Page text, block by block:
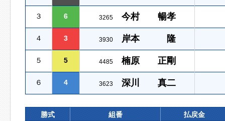
３ 6 3265 今村 暢孝
４ 3 3930 岸本 隆
５ 5 4485 楠原 正剛
６ 4 3623 深川 真二
勝式 組番 払戻金